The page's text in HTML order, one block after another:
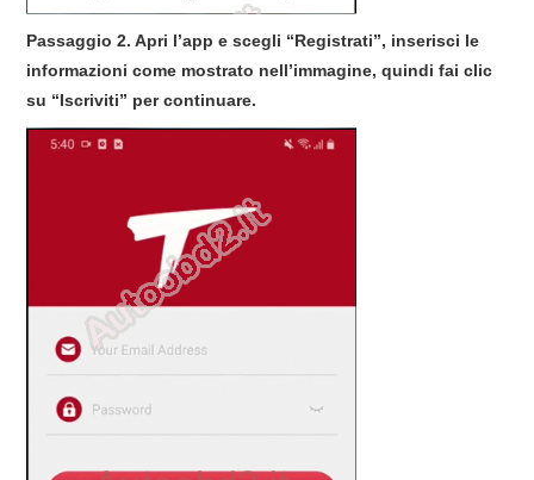
Passaggio 2. Apri l’app e scegli “Registrati”, inserisci le
informazioni come mostrato nell’immagine, quindi fai clic
su “Iscriviti” per continuare.